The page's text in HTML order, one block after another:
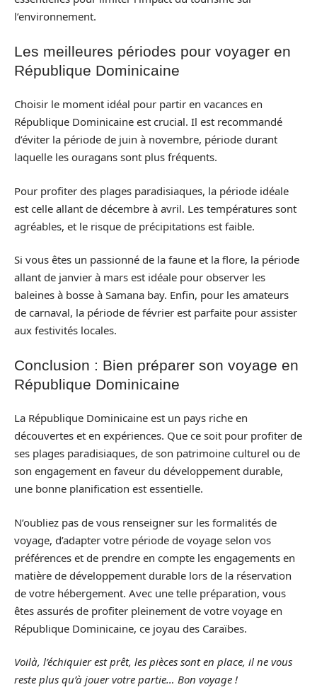
l’environnement.
Les meilleures périodes pour voyager en
République Dominicaine
Choisir le moment idéal pour partir en vacances en
République Dominicaine est crucial. Il est recommandé
d’éviter la période de juin à novembre, période durant
laquelle les ouragans sont plus fréquents.
Pour profiter des plages paradisiaques, la période idéale
est celle allant de décembre à avril. Les températures sont
agréables, et le risque de précipitations est faible.
Si vous êtes un passionné de la faune et la flore, la période
allant de janvier à mars est idéale pour observer les
baleines à bosse à Samana bay. Enfin, pour les amateurs
de carnaval, la période de février est parfaite pour assister
aux festivités locales.
Conclusion : Bien préparer son voyage en
République Dominicaine
La République Dominicaine est un pays riche en
découvertes et en expériences. Que ce soit pour profiter de
ses plages paradisiaques, de son patrimoine culturel ou de
son engagement en faveur du développement durable,
une bonne planification est essentielle.
N’oubliez pas de vous renseigner sur les formalités de
voyage, d’adapter votre période de voyage selon vos
préférences et de prendre en compte les engagements en
matière de développement durable lors de la réservation
de votre hébergement. Avec une telle préparation, vous
êtes assurés de profiter pleinement de votre voyage en
République Dominicaine, ce joyau des Caraïbes.
Voilà, l’échiquier est prêt, les pièces sont en place, il ne vous
reste plus qu’à jouer votre partie… Bon voyage !